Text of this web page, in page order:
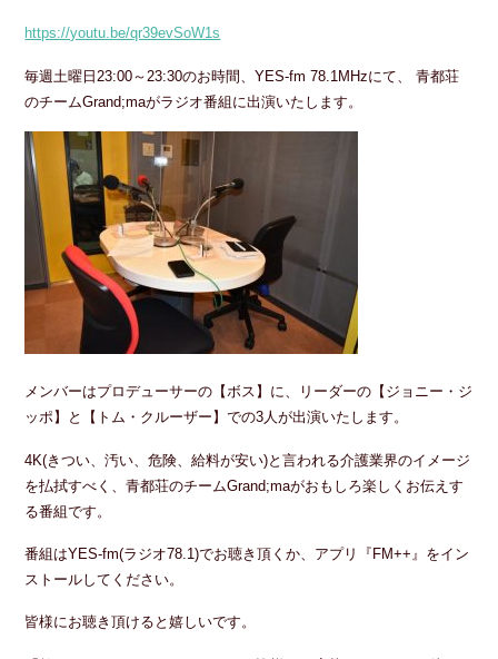
https://youtu.be/qr39evSoW1s
毎週土曜日23:00～23:30のお時間、YES-fm 78.1MHzにて、 青都荘
のチームGrand;maがラジオ番組に出演いたします。
メンバーはプロデューサーの【ボス】に、リーダーの【ジョニー・ジ
ッポ】と【トム・クルーザー】での3人が出演いたします。
4K(きつい、汚い、危険、給料が安い)と言われる介護業界のイメージ
を払拭すべく、青都荘のチームGrand;maがおもしろ楽しくお伝えす
る番組です。
番組はYES-fm(ラジオ78.1)でお聴き頂くか、アプリ『FM++』をイン
ストールしてください。
皆様にお聴き頂けると嬉しいです。